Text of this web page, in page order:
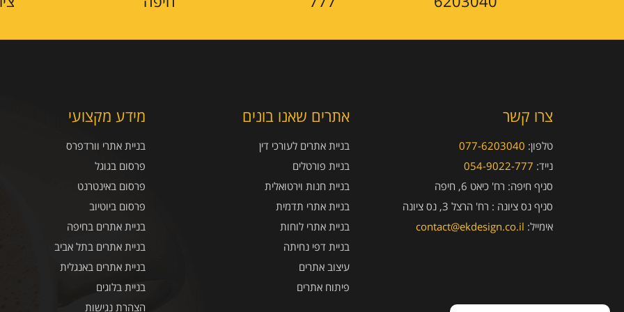
צרו קשר
טלפון: 077-6203040
נייד: 054-9022-777
סניף חיפה: רח' כיאט 6, חיפה
סניף נס ציונה : רח' הרצל 3, נס ציונה
אימייל: contact@ekdesign.co.il
אתרים שאנו בונים
בניית אתרים לעורכי דין
בניית פורטלים
בניית חנות וירטואלית
בניית אתרי תדמית
בניית אתרי לוחות
בניית דפי נחיתה
עיצוב אתרים
פיתוח אתרים
מידע מקצועי
בניית אתרי וורדפרס
פרסום בגוגל
פרסום באינטרנט
פרסום ביוטיוב
בניית אתרים בחיפה
בניית אתרים בתל אביב
בניית אתרים באנגלית
בניית בלוגים
הצהרת נגישות